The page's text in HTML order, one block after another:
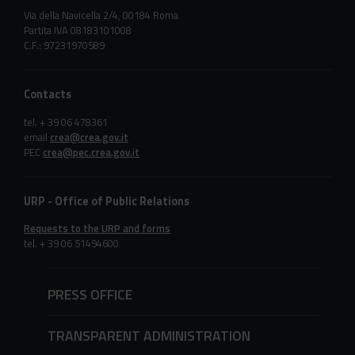
Via della Navicella 2/4, 00184 Roma
Partita IVA 08183101008
C.F.: 97231970589
Contacts
tel. + 39 06 478361
email crea@crea.gov.it
PEC crea@pec.crea.gov.it
URP - Office of Public Relations
Requests to the URP and forms
tel. + 39 06 51494600
PRESS OFFICE
TRANSPARENT ADMINISTRATION